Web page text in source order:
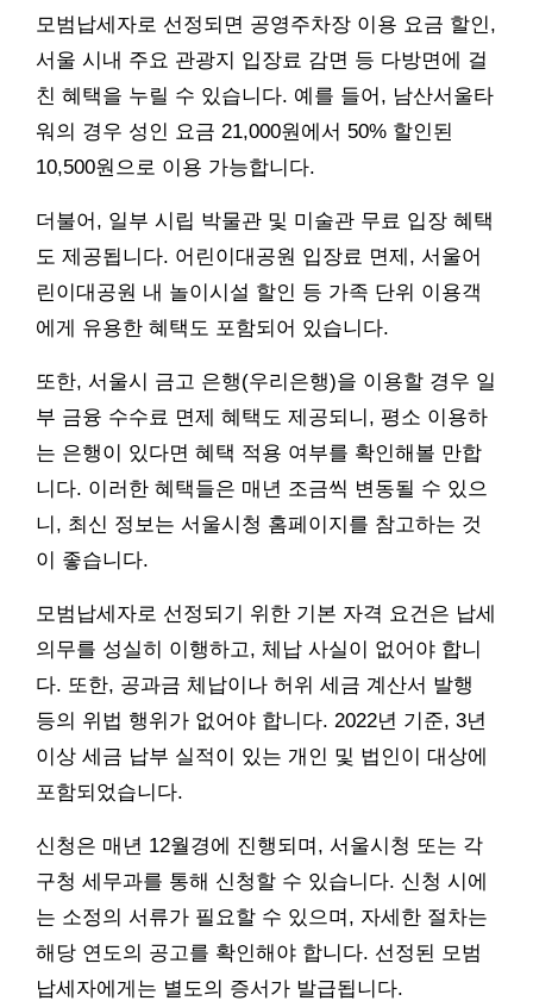
모범납세자로 선정되면 공영주차장 이용 요금 할인,
서울 시내 주요 관광지 입장료 감면 등 다방면에 걸
친 혜택을 누릴 수 있습니다. 예를 들어, 남산서울타
워의 경우 성인 요금 21,000원에서 50% 할인된
10,500원으로 이용 가능합니다.
더불어, 일부 시립 박물관 및 미술관 무료 입장 혜택
도 제공됩니다. 어린이대공원 입장료 면제, 서울어
린이대공원 내 놀이시설 할인 등 가족 단위 이용객
에게 유용한 혜택도 포함되어 있습니다.
또한, 서울시 금고 은행(우리은행)을 이용할 경우 일
부 금융 수수료 면제 혜택도 제공되니, 평소 이용하
는 은행이 있다면 혜택 적용 여부를 확인해볼 만합
니다. 이러한 혜택들은 매년 조금씩 변동될 수 있으
니, 최신 정보는 서울시청 홈페이지를 참고하는 것
이 좋습니다.
모범납세자로 선정되기 위한 기본 자격 요건은 납세
의무를 성실히 이행하고, 체납 사실이 없어야 합니
다. 또한, 공과금 체납이나 허위 세금 계산서 발행
등의 위법 행위가 없어야 합니다. 2022년 기준, 3년
이상 세금 납부 실적이 있는 개인 및 법인이 대상에
포함되었습니다.
신청은 매년 12월경에 진행되며, 서울시청 또는 각
구청 세무과를 통해 신청할 수 있습니다. 신청 시에
는 소정의 서류가 필요할 수 있으며, 자세한 절차는
해당 연도의 공고를 확인해야 합니다. 선정된 모범
납세자에게는 별도의 증서가 발급됩니다.